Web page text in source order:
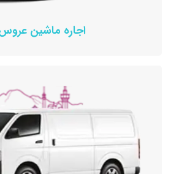
اجاره ماشین عروس